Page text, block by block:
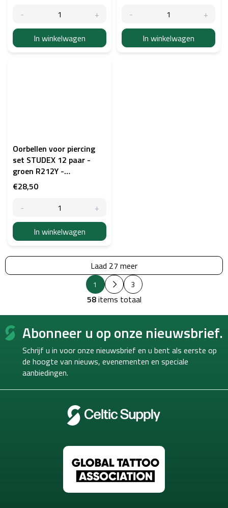
In winkelwagen In winkelwagen
Oorbellen voor piercing
set STUDEX 12 paar -
groen R212Y -
goudkleurig
€28,50
In winkelwagen
L
i
j
s
b
e
d
i
i
g
e
Laad 27 meer
P
a
g
i
n
r
i
n
g
1 3
58items totaal
F
Abonneer u op onze nieuwsbrief.
Schrijf u in voor onze nieuwsbrief en u bent als eerste op
de hoogte van nieuws, evenementen en speciale
aanbiedingen.